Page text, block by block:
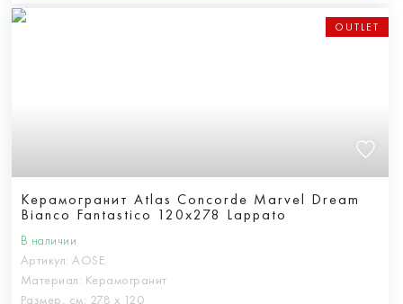
OUTLET
Керамогранит Atlas Concorde Marvel Dream
Bianco Fantastico 120x278 Lappato
В наличии
Артикул: AOSE
Материал: Керамогранит
Размер, см: 278 х 120